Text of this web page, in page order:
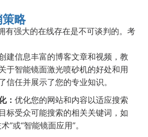
略
有强大的在线存在是不可谈判的。考
建信息丰富的博客文章和视频，教
于智能镜面激光喷砂机的好处和用
信任并展示了您的专业知识。
：优化您的网站和内容以适应搜索
标受众可能搜索的相关关键词，如
”或“智能镜面应用”。